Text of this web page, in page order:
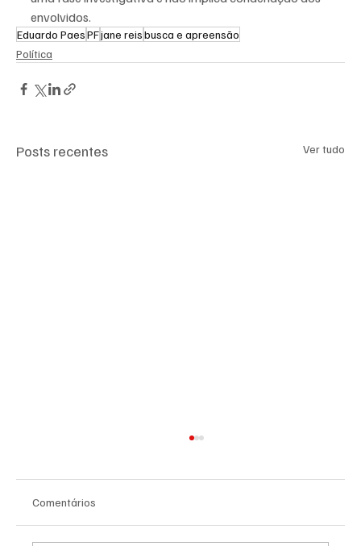
envolvidos.
Eduardo PaesPFjane reisbusca e apreensão
Política
Posts recentes Ver tudo
Comentários